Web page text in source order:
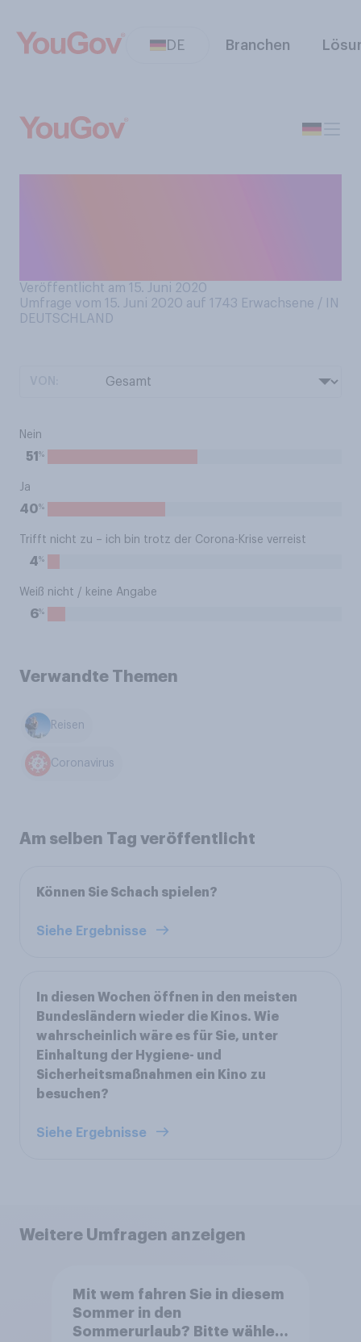
DE Branchen
Veröffentlicht am 15. Juni 2020
Umfrage vom 15. Juni 2020 auf 1743 Erwachsene / IN
DEUTSCHLAND
Nein
51 %
Ja
40%
Trifft nicht zu – ich bin trotz der Corona-Krise verreist
4%
Weiß nicht / keine Angabe
6%
Verwandte Themen
Reisen
Coronavirus
Am selben Tag veröffentlicht
Können Sie Schach spielen?
Siehe Ergebnisse
In diesen Wochen öffnen in den meisten
Bundesländern wieder die Kinos. Wie
wahrscheinlich wäre es für Sie, unter
Einhaltung der Hygiene- und
Sicherheitsmaßnahmen ein Kino zu
besuchen?
Siehe Ergebnisse
Weitere Umfragen anzeigen
Mit wem fahren Sie in diesem
Sommer in den
Sommerurlaub? Bitte wählen